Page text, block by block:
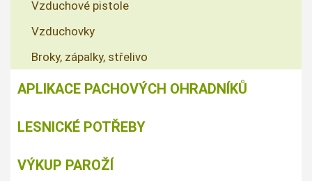
Vzduchové pistole
Vzduchovky
Broky, zápalky, střelivo
APLIKACE PACHOVÝCH OHRADNÍKŮ
LESNICKÉ POTŘEBY
VÝKUP PAROŽÍ